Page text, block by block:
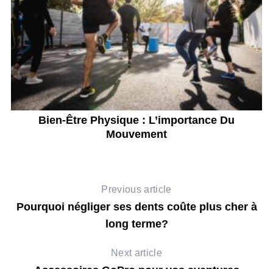
Bien-Être Physique : L’importance Du
Mouvement
Previous article
Pourquoi négliger ses dents coûte plus cher à
long terme?
Next article